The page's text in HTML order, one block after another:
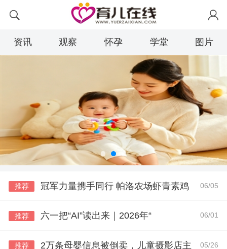
资讯 观察 怀孕 学堂 图片
06/05
推荐 冠军力量携手同行 帕洛农场虾青素鸡
06/01
推荐 六一把“AI”读出来｜2026年“
05/26
推荐 2万条母婴信息被倒卖，儿童摄影店主